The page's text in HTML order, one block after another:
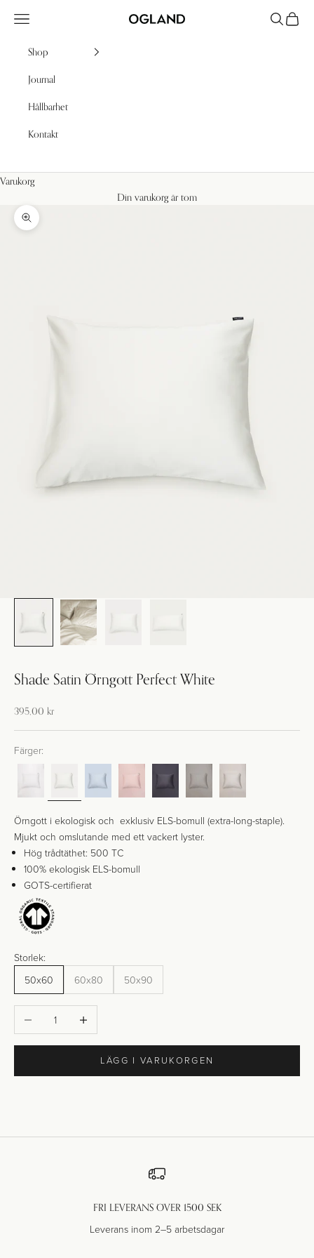
Ogland
Meny Sök
Shop
Journal
Hållbarhet
Kontakt
Varukorg
Din varukorg är tom
Zooma
Shade Satin Örngott Perfect White
Kampanj-pris
395,00 kr
Färger:
Örngott i ekologisk och exklusiv ELS-bomull (extra-long-staple).
Mjukt och omslutande med ett vackert lyster.
Hög trådtäthet: 500 TC
100% ekologisk ELS-bomull
GOTS-certifierat
Storlek:
50x60
60x80 50x90
Minska antal Öka antal
LÄGG I VARUKORGEN
FRI LEVERANS ÖVER 1500 SEK
Leverans inom 2–5 arbetsdagar